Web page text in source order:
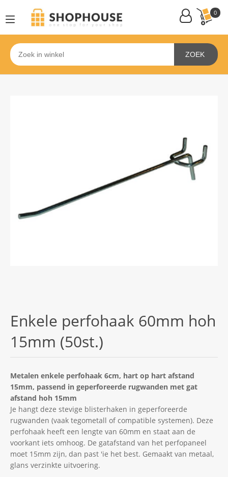
0
ZOEK
Enkele perfohaak 60mm hoh
15mm (50st.)
Metalen enkele perfohaak 6cm, hart op hart afstand
15mm, passend in geperforeerde rugwanden met gat
afstand hoh 15mm
Je hangt deze stevige blisterhaken in geperforeerde
rugwanden (vaak tegometall of compatible systemen). Deze
perfohaak heeft een lengte van 60mm en staat aan de
voorkant iets omhoog. De gatafstand van het perfopaneel
moet 15mm zijn, dan past 'ie het best. Gemaakt van metaal,
glans verzinkte uitvoering.